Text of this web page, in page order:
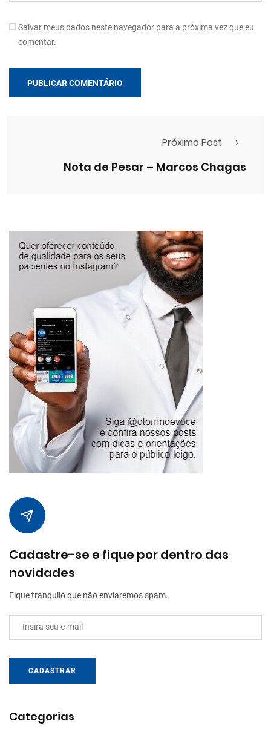
Salvar meus dados neste navegador para a próxima vez que eu
comentar.
Próximo Post
Nota de Pesar – Marcos Chagas
Cadastre-se e fique por dentro das
novidades
Fique tranquilo que não enviaremos spam.
Insira seu e-mail
CADASTRAR
Categorias